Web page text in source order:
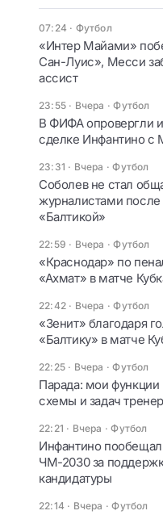
07:24 · Футбол
«Интер Майами»
Сан-Луис», Месси
ассист
23:55 · Вчера ·Футбол
В ФИФА опровергли
сделке Инфантино с
23:31 · Вчера ·Футбол
Соболев не стал
журналистами после
«Балтикой»
22:59 · Вчера ·Футбол
«Краснодар» по
«Ахмат» в матче
22:42 · Вчера ·Футбол
«Зенит» благодаря
«Балтику» в матче
22:25 · Вчера ·Футбол
Парада: мои функции
схемы и задач
22:21 · Вчера ·Футбол
Инфантино
ЧМ-2030 за
кандидатуры
22:14 · Вчера ·Футбол